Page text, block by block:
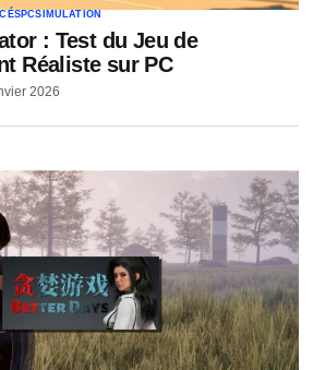
PCSIMULATION
: Test du Jeu de
Réaliste sur PC
2026